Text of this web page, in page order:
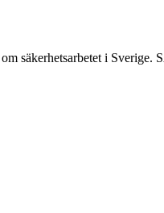
i Sverige.